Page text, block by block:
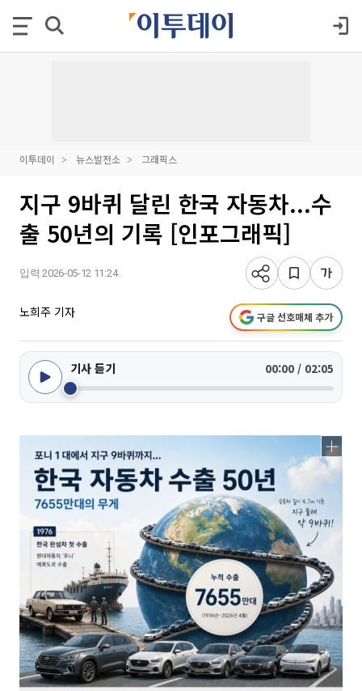
이투데이 뉴스발전소 그래픽스
지구 9바퀴 달린 한국 자동차...수
출 50년의 기록 [인포그래픽]
입력 2026-05-12 11:24
노희주 기자 구글 선호매체 추가
기사 듣기 00:00 / 02:05